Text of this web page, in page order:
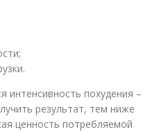
интенсивность похудения –
результат, тем ниже
ценность потребляемой